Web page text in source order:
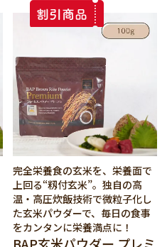
完全栄養食の玄米を、栄養面で
上回る“籾付玄米”。独自の高
温・高圧炊飯技術で微粒子化し
た玄米パウダーで、毎日の食事
をカンタンに栄養満点に！